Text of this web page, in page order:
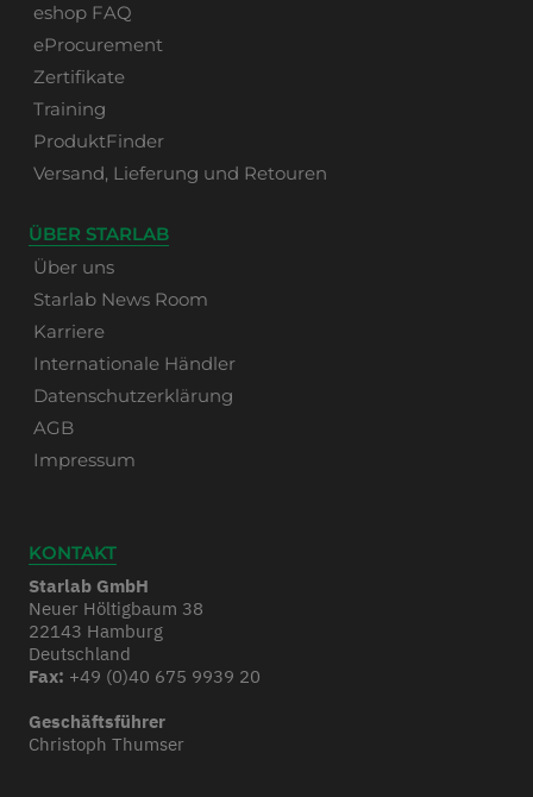
eshop FAQ
eProcurement
Zertifikate
Training
ProduktFinder
Versand, Lieferung und Retouren
ÜBER STARLAB
Über uns
Starlab News Room
Karriere
Internationale Händler
Datenschutzerklärung
AGB
Impressum
KONTAKT
Starlab GmbH
Neuer Höltigbaum 38
22143 Hamburg
Deutschland
Fax: +49 (0)40 675 9939 20
Geschäftsführer
Christoph Thumser